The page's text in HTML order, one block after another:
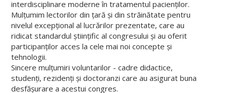
interdisciplinare moderne în tratamentul pacienților.
Mulțumim lectorilor din țară și din străinătate pentru
nivelul excepțional al lucrărilor prezentate, care au
ridicat standardul științific al congresului și au oferit
participanților acces la cele mai noi concepte și
tehnologii.
Sincere mulțumiri voluntarilor - cadre didactice,
studenți, rezidenți și doctoranzi care au asigurat buna
desfășurare a acestui congres.